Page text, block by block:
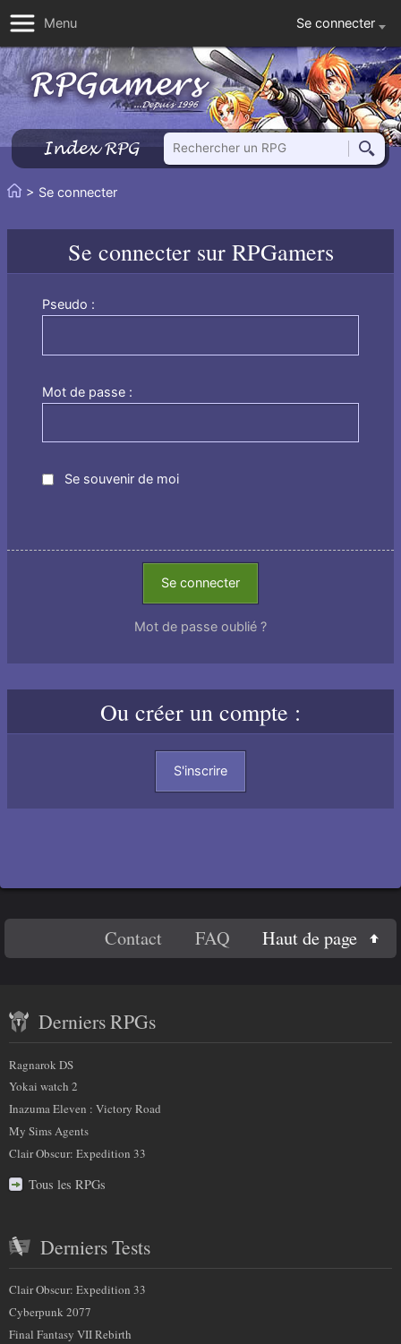
Menu Se connecter
Index RPG
Rechercher un RPG
Vous> Se connecter
Se connecter sur RPGamers
Pseudo :
Mot de passe :
Se souvenir de moi
Se connecter
Mot de passe oublié ?
Ou créer un compte :
S'inscrire
plus
sur
nous
Contact FAQ Haut de page
récent
et
partenaires
Derniers RPGs
Ragnarok DS
Yokai watch 2
Inazuma Eleven : Victory Road
My Sims Agents
Clair Obscur: Expedition 33
Tous les RPGs
Derniers Tests
Clair Obscur: Expedition 33
Cyberpunk 2077
Final Fantasy VII Rebirth